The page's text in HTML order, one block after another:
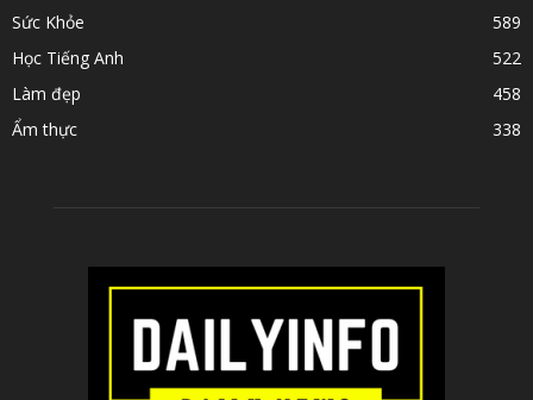
Sức Khỏe
589
Học Tiếng Anh
522
Làm đẹp
458
Ẩm thực
338